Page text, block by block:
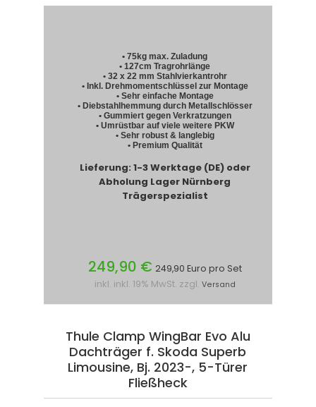
• 75kg max. Zuladung
• 127cm Tragrohrlänge
• 32 x 22 mm Stahlvierkantrohr
• Inkl. Drehmomentschlüssel zur Montage
• Sehr einfache Montage
• Diebstahlhemmung durch Metallschlösser
• Gummiert gegen Verkratzungen
• Umrüstbar auf viele weitere PKW
• Sehr robust & langlebig
• Premium Qualität
Lieferung: 1-3 Werktage (DE) oder
Abholung Lager Nürnberg
Trägerspezialist
249,90 € 249,90 Euro pro Set
inkl. inkl. 19% MwSt. zzgl. Versand
Thule Clamp WingBar Evo Alu
Dachträger f. Skoda Superb
Limousine, Bj. 2023-, 5-Türer
Fließheck